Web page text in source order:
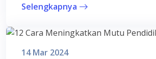
Selengkapnya
14 Mar 2024